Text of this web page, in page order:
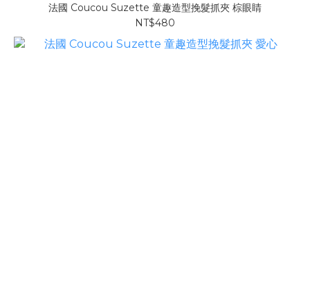
法國 Coucou Suzette 童趣造型挽髮抓夾 棕眼睛
NT$480